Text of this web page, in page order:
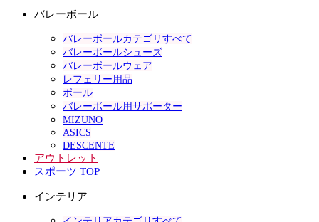
バレーボール
バレーボールカテゴリすべて
バレーボールシューズ
バレーボールウェア
レフェリー用品
ボール
バレーボール用サポーター
MIZUNO
ASICS
DESCENTE
アウトレット
スポーツ TOP
インテリア